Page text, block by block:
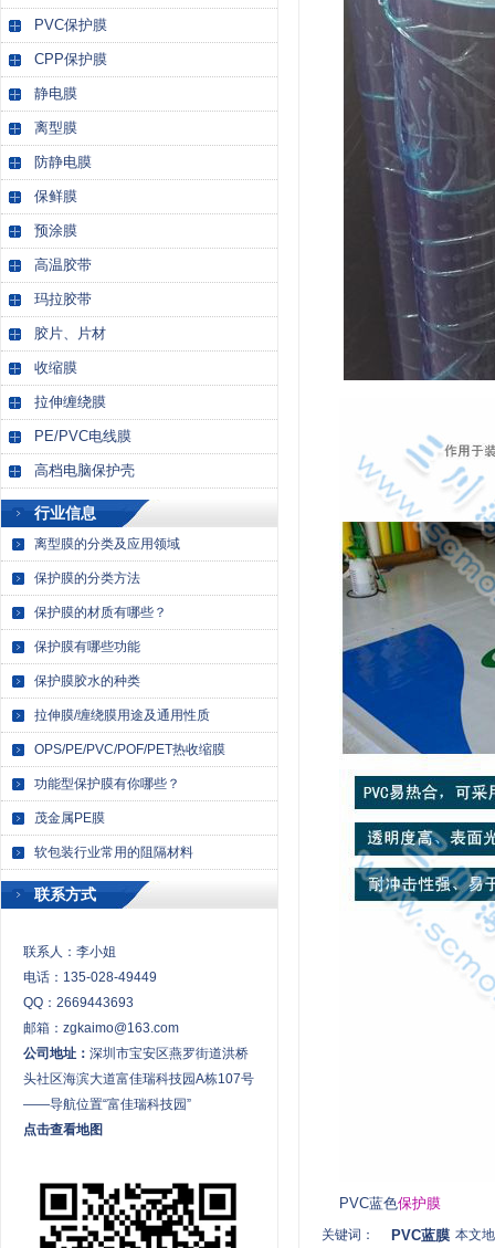
PVC保护膜
CPP保护膜
静电膜
离型膜
防静电膜
保鲜膜
预涂膜
高温胶带
玛拉胶带
胶片、片材
收缩膜
拉伸缠绕膜
PE/PVC电线膜
高档电脑保护壳
行业信息
离型膜的分类及应用领域
保护膜的分类方法
保护膜的材质有哪些？
保护膜有哪些功能
保护膜胶水的种类
拉伸膜/缠绕膜用途及通用性质
OPS/PE/PVC/POF/PET热收缩膜
功能型保护膜有你哪些？
茂金属PE膜
软包装行业常用的阻隔材料
联系方式
联系人：李小姐
电话：135-028-49449
QQ：2669443693
邮箱：zgkaimo@163.com
公司地址： 深圳市宝安区燕罗街道洪桥
头社区海滨大道富佳瑞科技园A栋107号
——导航位置“富佳瑞科技园”
点击查看地图
PVC蓝色保护膜
关键词： PVC蓝膜 本文